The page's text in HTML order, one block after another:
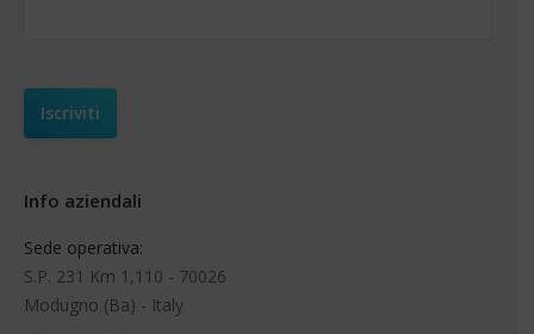
Info aziendali
Sede operativa:
S.P. 231 Km 1,110 - 70026
Modugno (Ba) - Italy